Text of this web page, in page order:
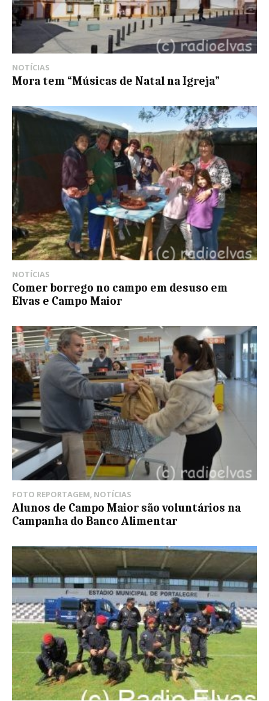
NOTÍCIAS
Mora tem “Músicas de Natal na Igreja”
NOTÍCIAS
Comer borrego no campo em desuso em
Elvas e Campo Maior
FOTO REPORTAGEM, NOTÍCIAS
Alunos de Campo Maior são voluntários na
Campanha do Banco Alimentar